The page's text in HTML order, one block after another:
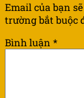
Email của bạn
trường bắt buộc
Bình luận *